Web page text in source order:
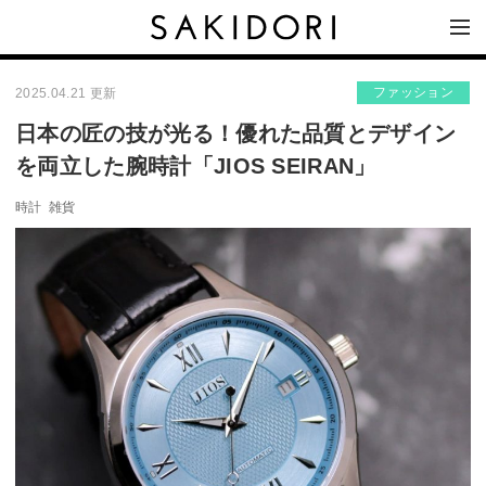
2025.04.21 更新 ファッション
日本の匠の技が光る！優れた品質とデザイン
を両立した腕時計「JIOS SEIRAN」
時計 雑貨